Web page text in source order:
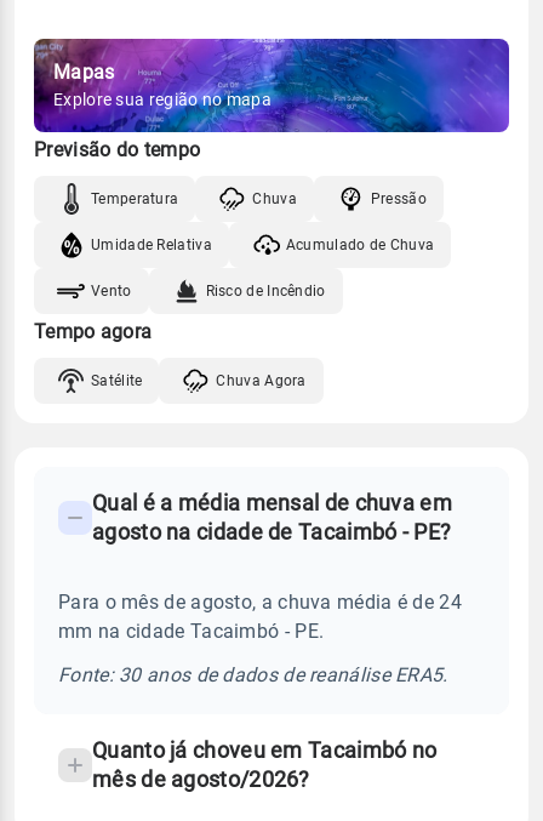
Mapas
Explore sua região no mapa
Previsão do tempo
Temperatura Chuva Pressão
Umidade Relativa Acumulado de Chuva
Vento Risco de Incêndio
Tempo agora
Satélite Chuva Agora
Perguntas
sobre
chuva
Qual é a média mensal de chuva em
agosto na cidade de Tacaimbó - PE?
Para o mês de agosto, a chuva média é de 24
mm na cidade Tacaimbó - PE.
Fonte: 30 anos de dados de reanálise ERA5.
Quanto já choveu em Tacaimbó no
mês de agosto/2026?